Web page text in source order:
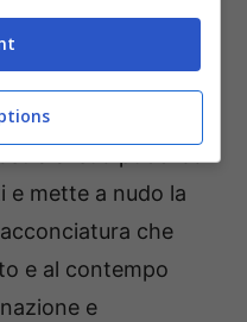
sociopolitico:
È
lavorativa
e mette a nudo la
che
e al contempo
e